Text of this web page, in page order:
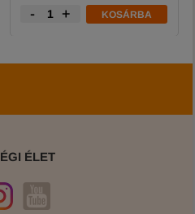
- + KOSÁRBA
ÉLET